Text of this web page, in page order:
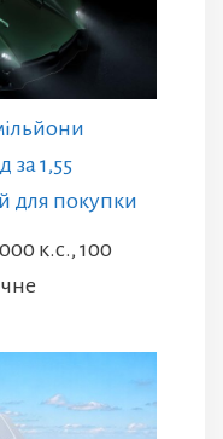
за 1,55
для покупки
к.с., 100